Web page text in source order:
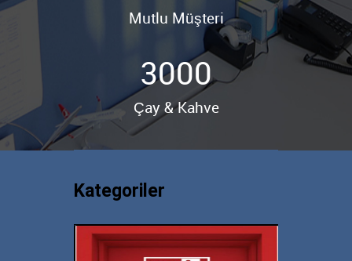
Mutlu Müşteri
3000
Çay & Kahve
Kategoriler